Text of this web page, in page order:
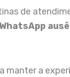
de
manter a